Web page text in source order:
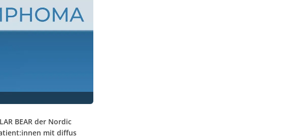
BEAR der Nordic
mit diffus